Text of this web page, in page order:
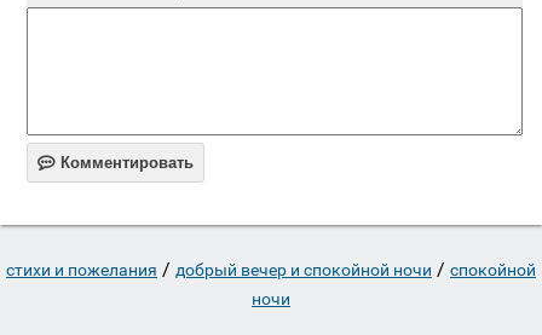
 Комментировать
стихи и пожелания / добрый вечер и спокойной ночи / спокойной
ночи